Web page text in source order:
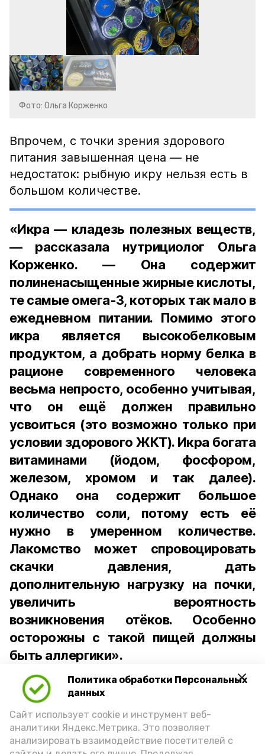
Политика обработки Персональных
данных
Сайт использует cookie и инструмент веб-
аналитики Яндекс.Метрика. Это позволяет
анализировать взаимодействие посетителей с
Фото: Ольга Корженко
Впрочем, с точки зрения здорового
питания завышенная цена — не
недостаток: рыбную икру нельзя есть в
большом количестве.
«Икра — кладезь полезных веществ,
— рассказала нутрициолог Ольга
Корженко. — Она содержит
полиненасыщенные жирные кислоты,
те самые омега-3, которых так мало в
ежедневном питании. Помимо этого
икра является высокобелковым
продуктом, а добрать норму белка в
рационе современного человека
весьма непросто, особенно учитывая,
что он ещё должен правильно
усвоиться (это возможно только при
условии здорового ЖКТ). Икра богата
витаминами (йодом, фосфором,
железом, хромом и так далее).
Однако она содержит большое
количество соли, потому есть её
нужно в умеренном количестве.
Лакомство может спровоцировать
скачки давления, дать
дополнительную нагрузку на почки,
увеличить вероятность
возникновения отёков. Особенно
осторожны с такой пищей должны
быть аллергики».
Для взрослого человека безопасной
порцией икры считается 30-50 граммов
(2-3 ложки). При этом следует обратить
внимание на хлеб, с которым она
подаётся: лучше выбирать